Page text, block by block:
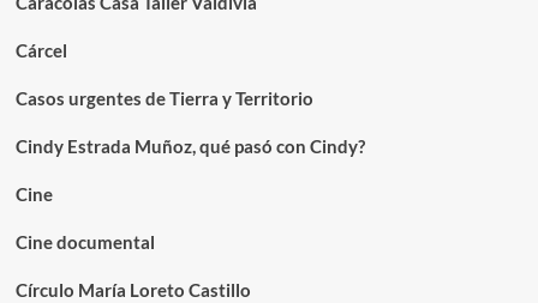
Cárcel
Casos urgentes de Tierra y Territorio
Cindy Estrada Muñoz, qué pasó con Cindy?
Cine
Cine documental
Círculo María Loreto Castillo